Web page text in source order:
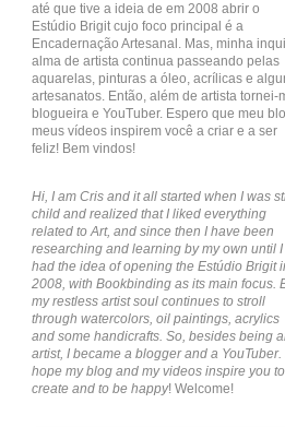
até que tive a ideia de em 2008 abrir o
Estúdio Brigit cujo foco principal é a
Encadernação Artesanal. Mas, minha
alma de artista continua passeando pelas
aquarelas, pinturas a óleo, acrílicas e
artesanatos. Então, além de artista tornei-
blogueira e YouTuber. Espero que meu
meus vídeos inspirem você a criar e a ser
feliz! Bem vindos!
Hi, I am Cris and it all started when I was
child and realized that I liked everything
related to Art, and since then I have been
researching and learning by my own until I
had the idea of opening the Estúdio Brigit
2008, with Bookbinding as its main focus.
my restless artist soul continues to stroll
through watercolors, oil paintings, acrylics
and some handicrafts. So, besides being
artist, I became a blogger and a YouTuber.
hope my blog and my videos inspire you to
create and to be happy! Welcome!